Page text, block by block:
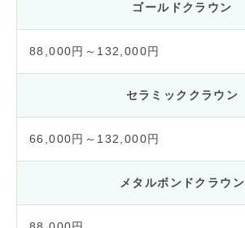
ゴールドクラウン
88,000円～132,000円
セラミッククラウン
66,000円～132,000円
メタルボンドクラウン